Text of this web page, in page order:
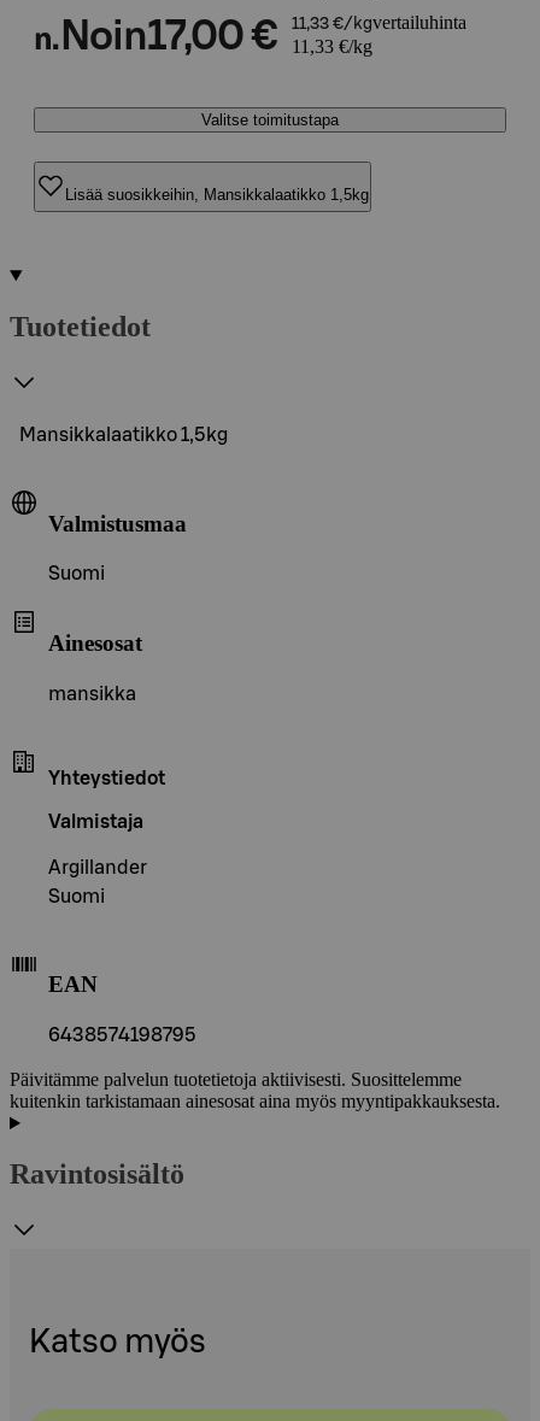
n. Noin17,00 € 11,33 €/kgvertailuhinta
11,33 €/kg
Valitse toimitustapa
Lisää suosikkeihin, Mansikkalaatikko 1,5kg
Tuotetiedot
Mansikkalaatikko 1,5kg
Valmistusmaa
Suomi
Ainesosat
mansikka
Yhteystiedot
Valmistaja
Argillander
Suomi
EAN
6438574198795
Päivitämme palvelun tuotetietoja aktiivisesti. Suosittelemme
kuitenkin tarkistamaan ainesosat aina myös myyntipakkauksesta.
Ravintosisältö
Katso myös